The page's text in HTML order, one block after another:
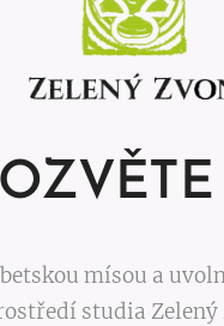
OZVĚTE
mísou a
studia Zelený